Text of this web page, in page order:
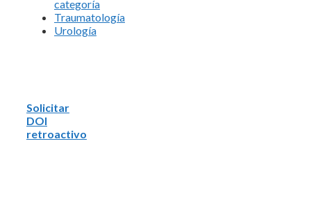
categoría
Traumatología
Urología
Solicitar
DOI
retroactivo